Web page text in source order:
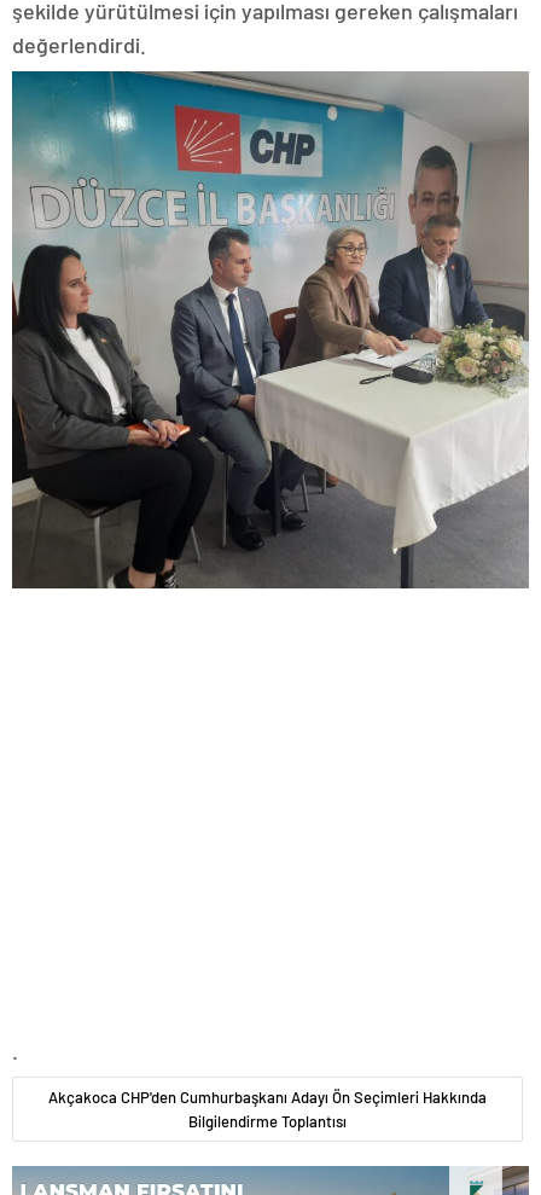
şekilde yürütülmesi için yapılması gereken çalışmaları
değerlendirdi.
.
Akçakoca CHP'den Cumhurbaşkanı Adayı Ön Seçimleri Hakkında
Bilgilendirme Toplantısı